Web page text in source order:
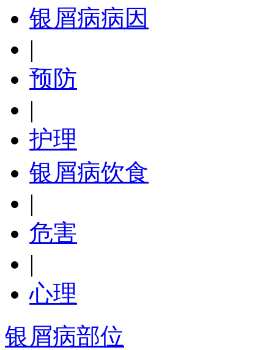
银屑病病因
|
预防
|
护理
银屑病饮食
|
危害
|
心理
银屑病部位